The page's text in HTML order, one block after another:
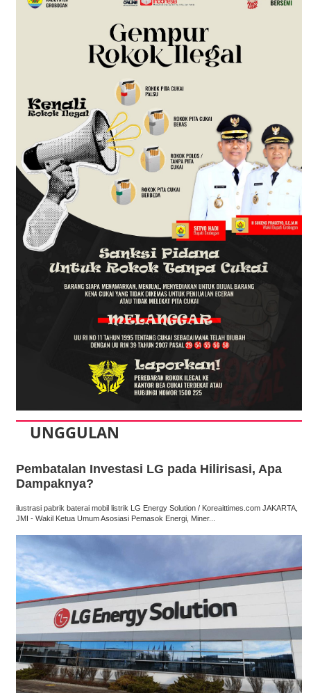
UNGGULAN
Pembatalan Investasi LG pada Hilirisasi, Apa
Dampaknya?
ilustrasi pabrik baterai mobil listrik LG Energy Solution / Koreaittimes.com JAKARTA,
JMI - Wakil Ketua Umum Asosiasi Pemasok Energi, Miner...